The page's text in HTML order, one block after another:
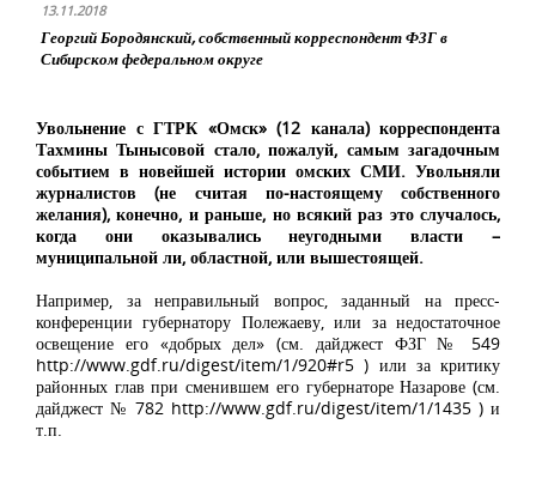
13.11.2018
Георгий Бородянский, собственный корреспондент ФЗГ в
Сибирском федеральном округе
Увольнение с ГТРК «Омск» (12 канала) корреспондента
Тахмины Тынысовой стало, пожалуй, самым загадочным
событием в новейшей истории омских СМИ. Увольняли
журналистов (не считая по-настоящему собственного
желания), конечно, и раньше, но всякий раз это случалось,
когда они оказывались неугодными власти –
муниципальной ли, областной, или вышестоящей.
Например, за неправильный вопрос, заданный на пресс-
конференции губернатору Полежаеву, или за недостаточное
освещение его «добрых дел» (см. дайджест ФЗГ № 549
http://www.gdf.ru/digest/item/1/920#r5 ) или за критику
районных глав при сменившем его губернаторе Назарове (см.
дайджест № 782 http://www.gdf.ru/digest/item/1/1435 ) и
т.п.